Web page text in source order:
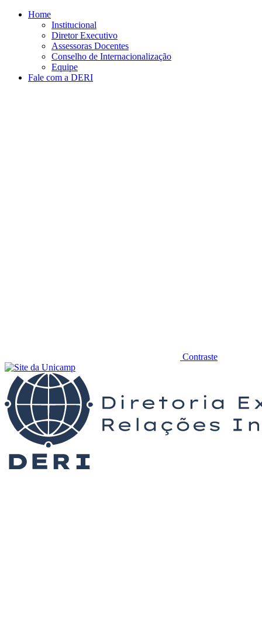
Conteúdo principal
Home
Institucional
Diretor Executivo
Assessoras Docentes
Conselho de Internacionalização
Equipe
Fale com a DERI
Contraste